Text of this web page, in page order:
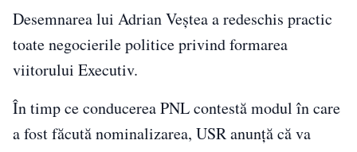
Desemnarea lui Adrian Veștea a redeschis practic
toate negocierile politice privind formarea
viitorului Executiv.
În timp ce conducerea PNL contestă modul în care
a fost făcută nominalizarea, USR anunță că va